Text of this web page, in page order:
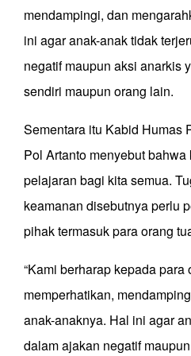
mendampingi, dan
ini agar anak-anak tidak
negatif maupun aksi anarkis
sendiri maupun orang lain.
Sementara itu Kabid Humas
Pol Artanto menyebut
pelajaran bagi kita semua.
keamanan disebutnya perlu
pihak termasuk para orang
“Kami berharap kepada
memperhatikan,
anak-anaknya. Hal ini agar
dalam ajakan negatif